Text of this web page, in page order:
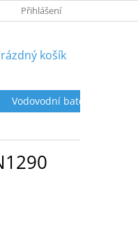
Přihlášení
košík
Vodovodní baterie a